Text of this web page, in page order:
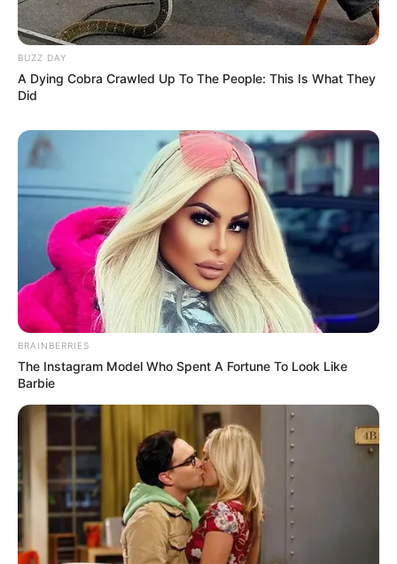
BUZZ DAY
A Dying Cobra Crawled Up To The People: This Is What They
Did
BRAINBERRIES
The Instagram Model Who Spent A Fortune To Look Like
Barbie